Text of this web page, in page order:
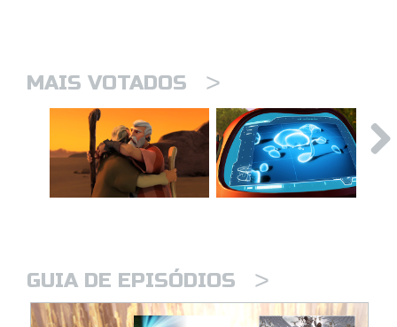
MAIS VOTADOS >
GUIA DE EPISÓDIOS >